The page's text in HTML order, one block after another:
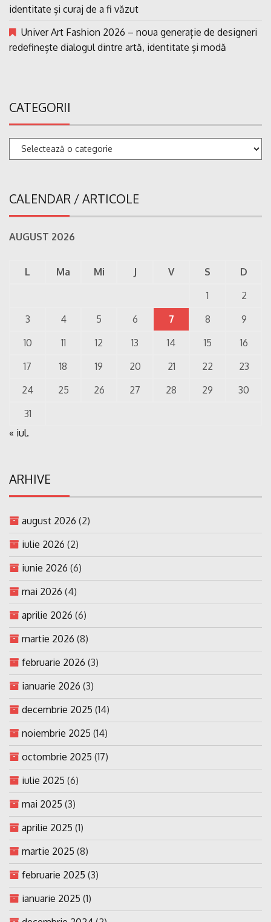
identitate și curaj de a fi văzut
Univer Art Fashion 2026 – noua generație de designeri
redefinește dialogul dintre artă, identitate și modă
CATEGORII
Categorii
CALENDAR / ARTICOLE
AUGUST 2026
L Ma Mi J V S
D
1
2
3
4 5 6 7 8
9
10
11 12 13 14 15
16
17
18 19 20 21 22
23
24
25 26 27 28 29
30
31
« iul.
ARHIVE
august 2026 (2)
iulie 2026 (2)
iunie 2026 (6)
mai 2026 (4)
aprilie 2026 (6)
martie 2026 (8)
februarie 2026 (3)
ianuarie 2026 (3)
decembrie 2025 (14)
noiembrie 2025 (14)
octombrie 2025 (17)
iulie 2025 (6)
mai 2025 (3)
aprilie 2025 (1)
martie 2025 (8)
februarie 2025 (3)
ianuarie 2025 (1)